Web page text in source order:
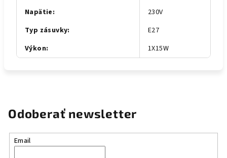
Napätie:
230V
Typ zásuvky:
E27
Výkon: 1X15W
Odoberať newsletter
Email